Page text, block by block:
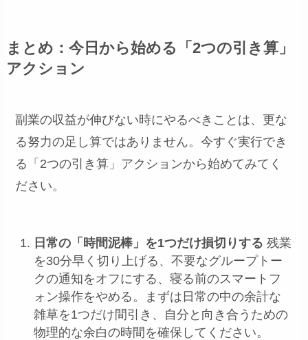
まとめ：今日から始める「2つの引き算」
アクション
副業の収益が伸びない時にやるべきことは、更な
る努力の足し算ではありません。今すぐ実行でき
る「2つの引き算」アクションから始めてみてく
ださい。
日常の「時間泥棒」を1つだけ損切りする 残業
を30分早く切り上げる、不要なグループトー
クの通知をオフにする、寝る前のスマートフ
ォン操作をやめる。まずは日常の中の余計な
雑草を1つだけ間引き、自分と向き合うための
物理的な余白の時間を確保してください。